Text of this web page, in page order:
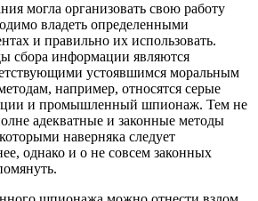
могла организовать свою работу
владеть определенными
и правильно их использовать.
сбора информации являются
устоявшимся моральным
например, относятся серые
и промышленный шпионаж. Тем не
адекватные и законные методы
наверняка следует
однако и о не совсем законных